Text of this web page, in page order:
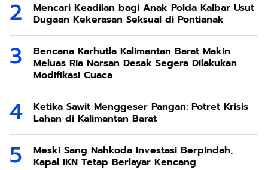
Mencari Keadilan bagi Anak Polda Kalbar Usut
Dugaan Kekerasan Seksual di Pontianak
Bencana Karhutla Kalimantan Barat Makin
Meluas Ria Norsan Desak Segera Dilakukan
Modifikasi Cuaca
Ketika Sawit Menggeser Pangan: Potret Krisis
Lahan di Kalimantan Barat
Meski Sang Nahkoda Investasi Berpindah,
Kapal IKN Tetap Berlayar Kencang